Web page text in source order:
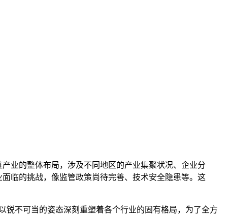
业的整体布局，涉及不同地区的产业集聚状况、企业分
临的挑战，像监管政策尚待完善、技术安全隐患等。这
不可当的姿态深刻重塑着各个行业的固有格局，为了全方